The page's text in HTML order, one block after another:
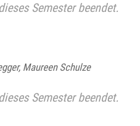
Semester beendet.
Maureen Schulze
Semester beendet.